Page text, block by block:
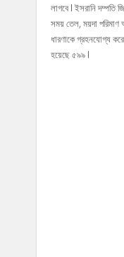
লাগবে l ইসরানি দম্পতি
সময় তেল, ময়দা পরিমাণ
ধারণাকে গ্রহনযোগ্য
হয়েছে ৫৯৯ l